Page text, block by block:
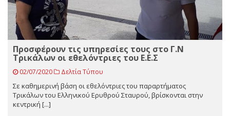
Προσφέρουν τις υπηρεσίες τους στο Γ.Ν
Τρικάλων οι εθελόντριες του Ε.Ε.Σ
02/07/2020 Δελτία Τύπου
Σε καθημερινή βάση οι εθελόντριες του παραρτήματος
Τρικάλων του Ελληνικού Ερυθρού Σταυρού, βρίσκονται στην
κεντρική [...]